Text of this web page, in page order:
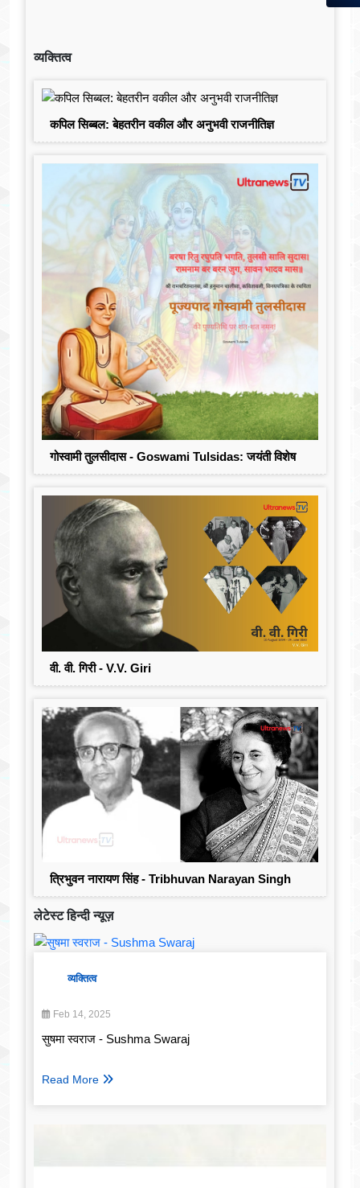
व्यक्तित्व
कपिल सिब्बल: बेहतरीन वकील और अनुभवी राजनीतिज्ञ
गोस्वामी तुलसीदास - Goswami Tulsidas: जयंती विशेष
वी. वी. गिरी - V.V. Giri
त्रिभुवन नारायण सिंह - Tribhuvan Narayan Singh
लेटेस्ट हिन्दी न्यूज़
व्यक्तित्व
Feb 14, 2025
सुषमा स्वराज - Sushma Swaraj
Read More